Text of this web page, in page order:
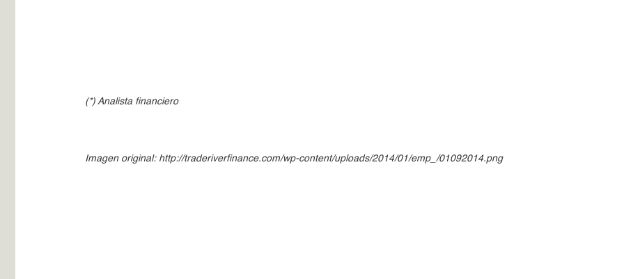
(*) Analista financiero
Imagen original: http://traderiverfinance.com/wp-content/uploads/2014/01/emp_/01092014.png